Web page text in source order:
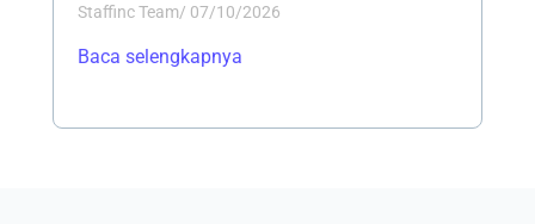
Staffinc Team/ 07/10/2026
Baca selengkapnya